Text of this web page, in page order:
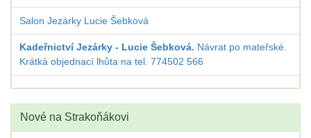
Salon Jezárky Lucie Šebková
Kadeřnictví Jezárky - Lucie Šebková. Návrat po mateřské.
Krátká objednací lhůta na tel. 774502 566
Nové na Strakoňákovi